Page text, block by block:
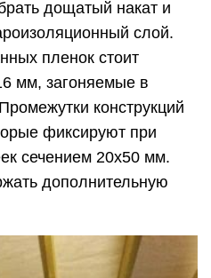
дощатый накат и
слой.
пленок стоит
мм, загоняемые в
конструкций
фиксируют при
сечением 20х50 мм.
дополнительную